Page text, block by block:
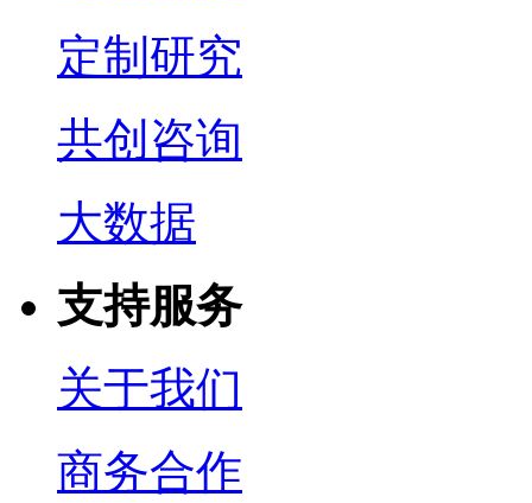
定制研究
共创咨询
大数据
支持服务
关于我们
商务合作